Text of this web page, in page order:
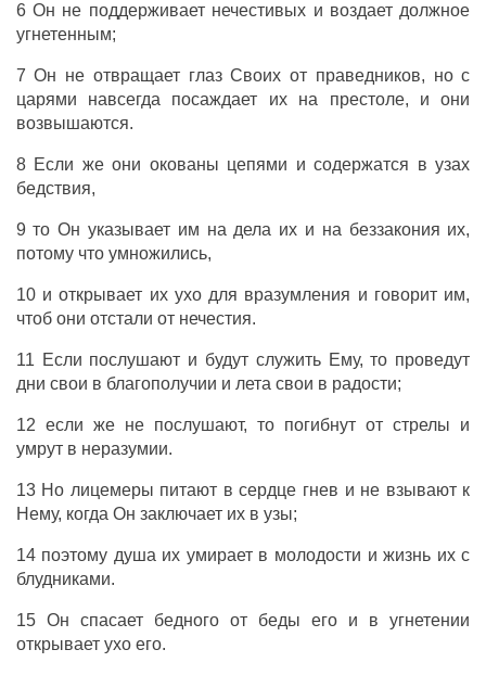
6 Он не поддерживает нечестивых и воздает должное
угнетенным;
7 Он не отвращает глаз Своих от праведников, но с
царями навсегда посаждает их на престоле, и они
возвышаются.
8 Если же они окованы цепями и содержатся в узах
бедствия,
9 то Он указывает им на дела их и на беззакония их,
потому что умножились,
10 и открывает их ухо для вразумления и говорит им,
чтоб они отстали от нечестия.
11 Если послушают и будут служить Ему, то проведут
дни свои в благополучии и лета свои в радости;
12 если же не послушают, то погибнут от стрелы и
умрут в неразумии.
13 Но лицемеры питают в сердце гнев и не взывают к
Нему, когда Он заключает их в узы;
14 поэтому душа их умирает в молодости и жизнь их с
блудниками.
15 Он спасает бедного от беды его и в угнетении
открывает ухо его.